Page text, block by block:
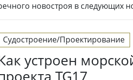
новостроя в следующих
Судостроение/Проектирование
устроен
TG17